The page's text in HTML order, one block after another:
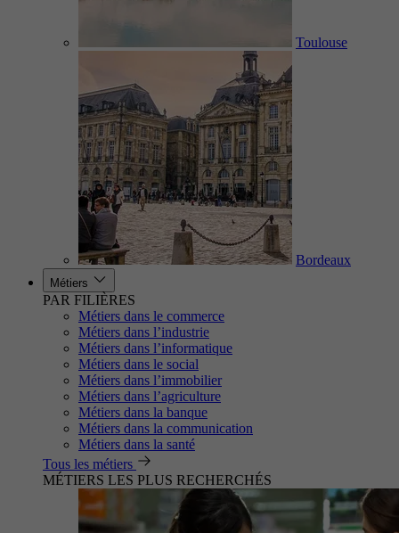
Toulouse
Bordeaux
Métiers
PAR FILIÈRES
Métiers dans le commerce
Métiers dans l’industrie
Métiers dans l’informatique
Métiers dans le social
Métiers dans l’immobilier
Métiers dans l’agriculture
Métiers dans la banque
Métiers dans la communication
Métiers dans la santé
Tous les métiers
MÉTIERS LES PLUS RECHERCHÉS